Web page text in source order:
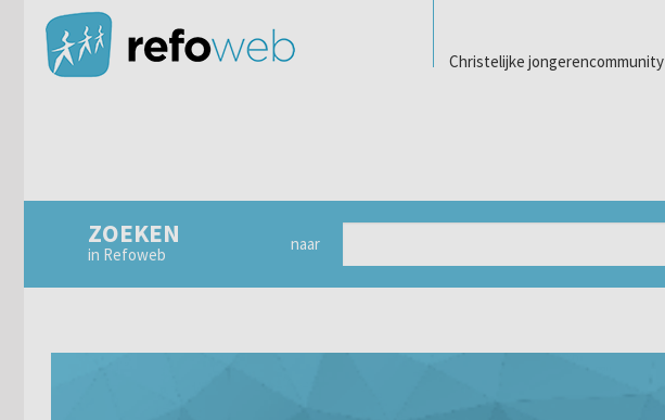
Christelijke jongerencommunity
ZOEKEN
in Refoweb
naar